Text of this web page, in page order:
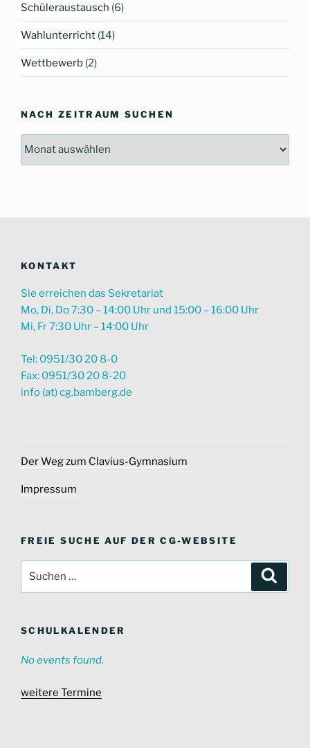
Schüleraustausch (6)
Wahlunterricht (14)
Wettbewerb (2)
NACH ZEITRAUM SUCHEN
Nach
KONTAKT
Sie erreichen das Sekretariat
Mo, Di, Do 7:30 – 14:00 Uhr und 15:00 – 16:00 Uhr
Mi, Fr 7:30 Uhr – 14:00 Uhr
Tel: 0951/30 20 8-0
Fax: 0951/30 20 8-20
info (at) cg.bamberg.de
Der Weg zum Clavius-Gymnasium
Impressum
FREIE SUCHE AUF DER CG-WEBSITE
nach:
SCHULKALENDER
No events found.
weitere Termine